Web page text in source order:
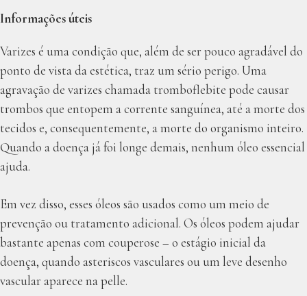
Informações úteis
Varizes é uma condição que, além de ser pouco agradável do
ponto de vista da estética, traz um sério perigo. Uma
agravação de varizes chamada tromboflebite pode causar
trombos que entopem a corrente sanguínea, até a morte dos
tecidos e, consequentemente, a morte do organismo inteiro.
Quando a doença já foi longe demais, nenhum óleo essencial
ajuda.
Em vez disso, esses óleos são usados como um meio de
prevenção ou tratamento adicional. Os óleos podem ajudar
bastante apenas com couperose – o estágio inicial da
doença, quando asteriscos vasculares ou um leve desenho
vascular aparece na pelle.